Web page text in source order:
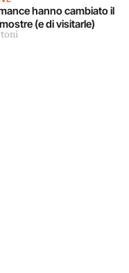
hanno cambiato il
(e di visitarle)